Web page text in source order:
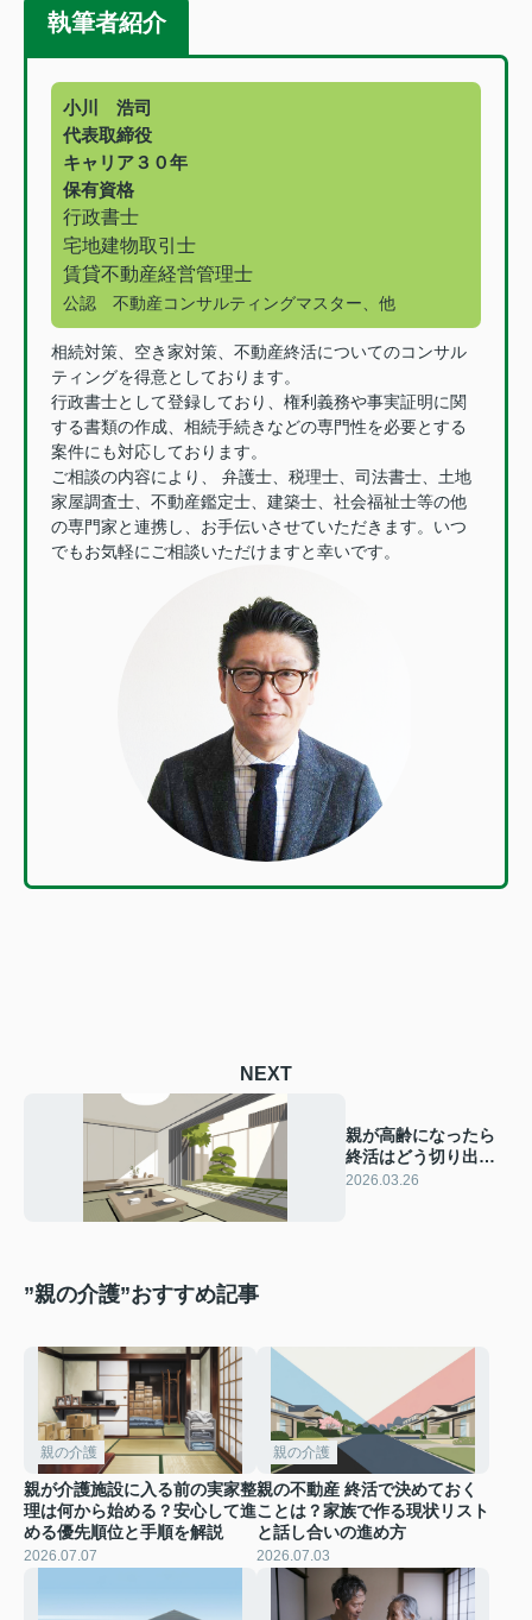
執筆者紹介
小川 浩司
代表取締役
キャリア３０年
保有資格
行政書士
宅地建物取引士
賃貸不動産経営管理士
公認 不動産コンサルティングマスター、他
相続対策、空き家対策、不動産終活についてのコンサル
ティングを得意としております。
行政書士として登録しており、権利義務や事実証明に関
する書類の作成、相続手続きなどの専門性を必要とする
案件にも対応しております。
ご相談の内容により、 弁護士、税理士、司法書士、土地
家屋調査士、不動産鑑定士、建築士、社会福祉士等の他
の専門家と連携し、お手伝いさせていただきます。いつ
でもお気軽にご相談いただけますと幸いです。
NEXT
親が高齢になったら
終活はどう切り出
す？伝え方のコツと
2026.03.26
”親の介護”おすすめ記事
親の介護
親が介護施設に入る前の実家整
理は何から始める？安心して進
める優先順位と手順を解説
2026.07.07
親の介護
親の不動産 終活で決めておく
ことは？家族で作る現状リスト
と話し合いの進め方
2026.07.03